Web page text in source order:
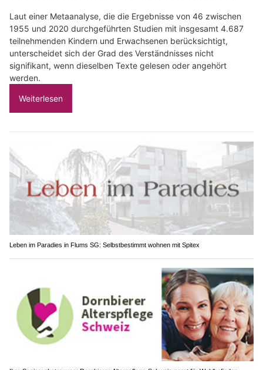
Laut einer Metaanalyse, die die Ergebnisse von 46 zwischen
1955 und 2020 durchgeführten Studien mit insgesamt 4.687
teilnehmenden Kindern und Erwachsenen berücksichtigt,
unterscheidet sich der Grad des Verständnisses nicht
signifikant, wenn dieselben Texte gelesen oder angehört
werden.
Weiterlesen
Leben im Paradies in Flums SG: Selbstbestimmt wohnen mit Spitex